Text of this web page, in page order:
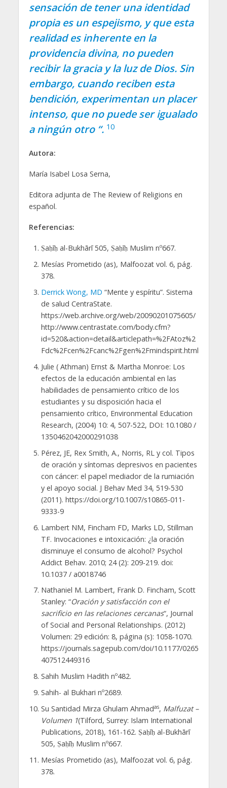
sensación de tener una identidad
propia es un espejismo, y que esta
realidad es inherente en la
providencia divina, no pueden
recibir la gracia y la luz de Dios. Sin
embargo, cuando reciben esta
bendición, experimentan un placer
intenso, que no puede ser igualado
a ningún otro “. 10
Autora:
María Isabel Losa Serna,
Editora adjunta de The Review of Religions en
español.
Referencias:
Ṣaḥīḥ al-Bukhārī 505, Ṣaḥīḥ Muslim nº667.
Mesías Prometido (as), Malfoozat vol. 6, pág.
378.
Derrick Wong, MD “Mente y espíritu”. Sistema
de salud CentraState.
https://web.archive.org/web/20090201075605/
http://www.centrastate.com/body.cfm?
id=520&action=detail&articlepath=%2FAtoz%2
Fdc%2Fcen%2Fcanc%2Fgen%2Fmindspirit.html
Julie ( Athman) Ernst & Martha Monroe: Los
efectos de la educación ambiental en las
habilidades de pensamiento crítico de los
estudiantes y su disposición hacia el
pensamiento crítico, Environmental Education
Research, (2004) 10: 4, 507-522, DOI: 10.1080 /
1350462042000291038
Pérez, JE, Rex Smith, A., Norris, RL y col. Tipos
de oración y síntomas depresivos en pacientes
con cáncer: el papel mediador de la rumiación
y el apoyo social. J Behav Med 34, 519-530
(2011). https://doi.org/10.1007/s10865-011-
9333-9
Lambert NM, Fincham FD, Marks LD, Stillman
TF. Invocaciones e intoxicación: ¿la oración
disminuye el consumo de alcohol? Psychol
Addict Behav. 2010; 24 (2): 209-219. doi:
10.1037 / a0018746
Nathaniel M. Lambert, Frank D. Fincham, Scott
Stanley: “Oración y satisfacción con el
sacrificio en las relaciones cercanas“, Journal
of Social and Personal Relationships. (2012)
Volumen: 29 edición: 8, página (s): 1058-1070.
https://journals.sagepub.com/doi/10.1177/0265
407512449316
Sahih Muslim Hadith nº482.
Sahih- al Bukhari nº2689.
Su Santidad Mirza Ghulam Ahmadas, Malfuzat –
Volumen 1(Tilford, Surrey: Islam International
Publications, 2018), 161-162. Ṣaḥīḥ al-Bukhārī
505, Ṣaḥīḥ Muslim nº667.
Mesías Prometido (as), Malfoozat vol. 6, pág.
378.